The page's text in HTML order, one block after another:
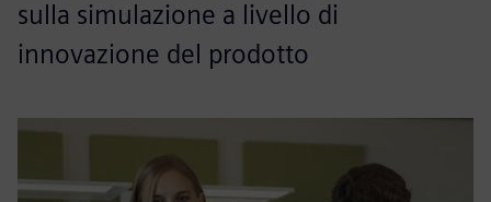
sulla simulazione a livello di
innovazione del prodotto